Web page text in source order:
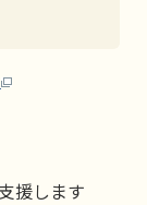
援します